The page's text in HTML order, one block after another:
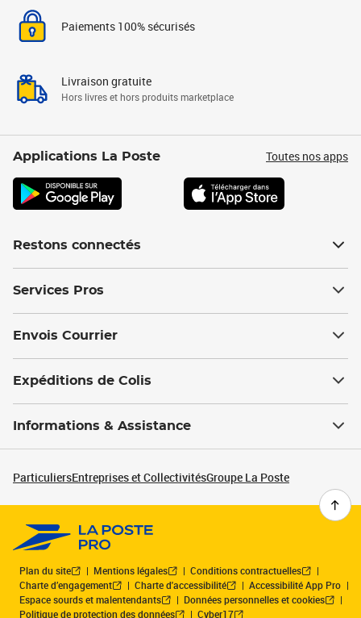
Paiements 100% sécurisés
Livraison gratuite
Hors livres et hors produits marketplace
Applications La Poste Toutes nos apps
Restons connectés
Services Pros
Envois Courrier
Expéditions de Colis
Informations & Assistance
ParticuliersEntreprises et CollectivitésGroupe La Poste
Plan du site Mentions légales
Conditions contractuelles
Charte d’engagement
Charte d'accessibilité
Accessibilité App Pro
Espace sourds et malentendants
Données personnelles et cookies
Politique de protection des données
Cyber17